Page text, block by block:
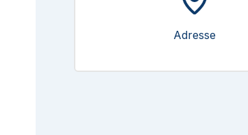
Adresse